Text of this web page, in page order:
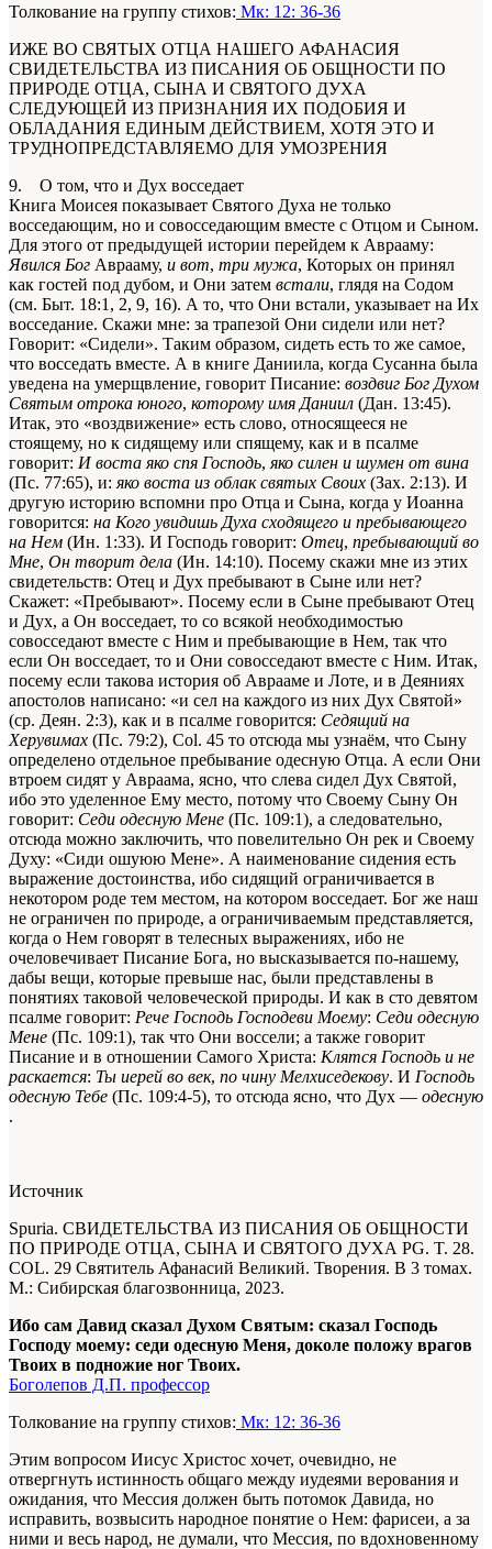
Толкование на группу стихов: Мк: 12: 36-36
ИЖЕ ВО СВЯТЫХ ОТЦА НАШЕГО АФАНАСИЯ
СВИДЕТЕЛЬСТВА ИЗ ПИСАНИЯ ОБ ОБЩНОСТИ ПО
ПРИРОДЕ ОТЦА, СЫНА И СВЯТОГО ДУХА
СЛЕДУЮЩЕЙ ИЗ ПРИЗНАНИЯ ИХ ПОДОБИЯ И
ОБЛАДАНИЯ ЕДИНЫМ ДЕЙСТВИЕМ, ХОТЯ ЭТО И
ТРУДНОПРЕДСТАВЛЯЕМО ДЛЯ УМОЗРЕНИЯ
9. О том, что и Дух восседает
Книга Моисея показывает Святого Духа не только
восседающим, но и совосседающим вместе с Отцом и Сыном.
Для этого от предыдущей истории перейдем к Аврааму:
Явился Бог Аврааму, и вот, три мужа, Которых он принял
как гостей под дубом, и Они затем встали, глядя на Содом
(см. Быт. 18:1, 2, 9, 16). А то, что Они встали, указывает на Их
восседание. Скажи мне: за трапезой Они сидели или нет?
Говорит: «Сидели». Таким образом, сидеть есть то же самое,
что восседать вместе. А в книге Даниила, когда Сусанна была
уведена на умерщвление, говорит Писание: воздвиг Бог Духом
Святым отрока юного, которому имя Даниил (Дан. 13:45).
Итак, это «воздвижение» есть слово, относящееся не
стоящему, но к сидящему или спящему, как и в псалме
говорит: И воста яко спя Господь, яко силен и шумен от вина
(Пс. 77:65), и: яко воста из облак святых Своих (Зах. 2:13). И
другую историю вспомни про Отца и Сына, когда у Иоанна
говорится: на Кого увидишь Духа сходящего и пребывающего
на Нем (Ин. 1:33). И Господь говорит: Отец, пребывающий во
Мне, Он творит дела (Ин. 14:10). Посему скажи мне из этих
свидетельств: Отец и Дух пребывают в Сыне или нет?
Скажет: «Пребывают». Посему если в Сыне пребывают Отец
и Дух, а Он восседает, то со всякой необходимостью
совосседают вместе с Ним и пребывающие в Нем, так что
если Он восседает, то и Они совосседают вместе с Ним. Итак,
посему если такова история об Аврааме и Лоте, и в Деяниях
апостолов написано: «и сел на каждого из них Дух Святой»
(ср. Деян. 2:3), как и в псалме говорится: Седящий на
Херувимах (Пс. 79:2), Col. 45 то отсюда мы узнаём, что Сыну
определено отдельное пребывание одесную Отца. А если Они
втроем сидят у Авраама, ясно, что слева сидел Дух Святой,
ибо это уделенное Ему место, потому что Своему Сыну Он
говорит: Седи одесную Мене (Пс. 109:1), а следовательно,
отсюда можно заключить, что повелительно Он рек и Своему
Духу: «Сиди ошуюю Мене». А наименование сидения есть
выражение достоинства, ибо сидящий ограничивается в
некотором роде тем местом, на котором восседает. Бог же наш
не ограничен по природе, а ограничиваемым представляется,
когда о Нем говорят в телесных выражениях, ибо не
очеловечивает Писание Бога, но высказывается по-нашему,
дабы вещи, которые превыше нас, были представлены в
понятиях таковой человеческой природы. И как в сто девятом
псалме говорит: Рече Господь Господеви Моему: Седи одесную
Мене (Пс. 109:1), так что Они воссели; а также говорит
Писание и в отношении Самого Христа: Клятся Господь и не
раскается: Ты иерей во век, по чину Мелхиседекову. И Господь
одесную Тебе (Пс. 109:4-5), то отсюда ясно, что Дух — одесную
.
Источник
Spuria. СВИДЕТЕЛЬСТВА ИЗ ПИСАНИЯ ОБ ОБЩНОСТИ
ПО ПРИРОДЕ ОТЦА, СЫНА И СВЯТОГО ДУХА PG. T. 28.
COL. 29 Святитель Афанасий Великий. Творения. В 3 томах.
М.: Сибирская благозвонница, 2023.
Ибо сам Давид сказал Духом Святым: сказал Господь
Господу моему: седи одесную Меня, доколе положу врагов
Твоих в подножие ног Твоих.
Боголепов Д.П. профессор
Толкование на группу стихов: Мк: 12: 36-36
Этим вопросом Иисус Христос хочет, очевидно, не
отвергнуть истинность общаго между иудеями верования и
ожидания, что Мессия должен быть потомок Давида, но
исправить, возвысить народное понятие о Нем: фарисеи, а за
ними и весь народ, не думали, что Мессия, по вдохновенному